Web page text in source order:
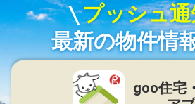
プッシュ
最新の物件情
goo住宅